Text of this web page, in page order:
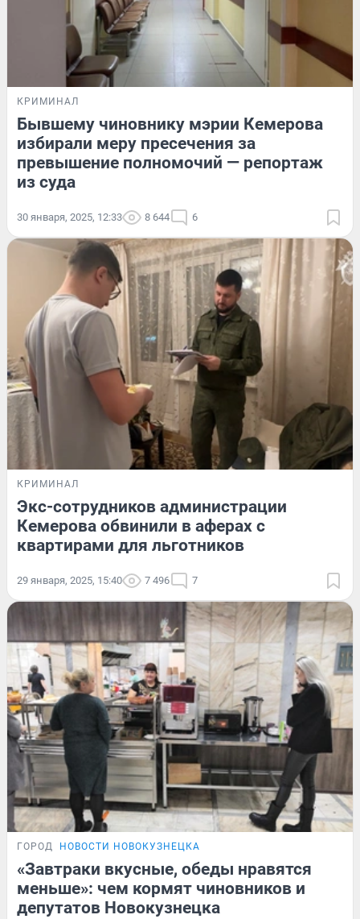
КРИМИНАЛ
Бывшему чиновнику мэрии Кемерова
избирали меру пресечения за
превышение полномочий — репортаж
из суда
30 января, 2025, 12:33 8 644 6
КРИМИНАЛ
Экс-сотрудников администрации
Кемерова обвинили в аферах с
квартирами для льготников
29 января, 2025, 15:40 7 496 7
ГОРОД НОВОСТИ НОВОКУЗНЕЦКА
«Завтраки вкусные, обеды нравятся
меньше»: чем кормят чиновников и
депутатов Новокузнецка